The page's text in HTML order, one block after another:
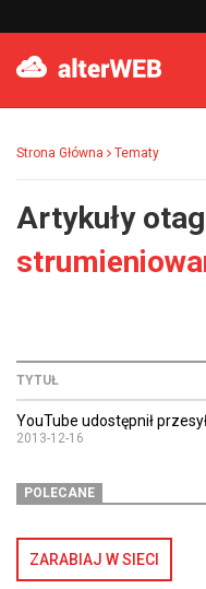
Strona Główna Tematy
Artykuły
TYTUŁ
YouTube udostępnił
2013-12-16
POLECANE
ZARABIAJ W SIECI